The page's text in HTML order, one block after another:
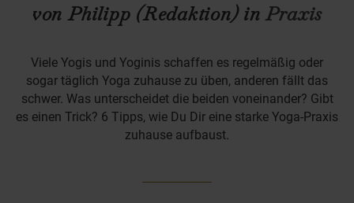
von Philipp (Redaktion) inPraxis
Viele Yogis und Yoginis schaffen es regelmäßig oder
sogar täglich Yoga zuhause zu üben, anderen fällt das
schwer. Was unterscheidet die beiden voneinander? Gibt
es einen Trick? 6 Tipps, wie Du Dir eine starke Yoga-Praxis
zuhause aufbaust.